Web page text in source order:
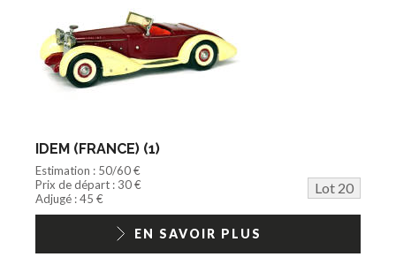
IDEM (FRANCE) (1)
Estimation : 50/60 €
Prix de départ : 30 €
Lot 20
Adjugé : 45 €
EN SAVOIR PLUS